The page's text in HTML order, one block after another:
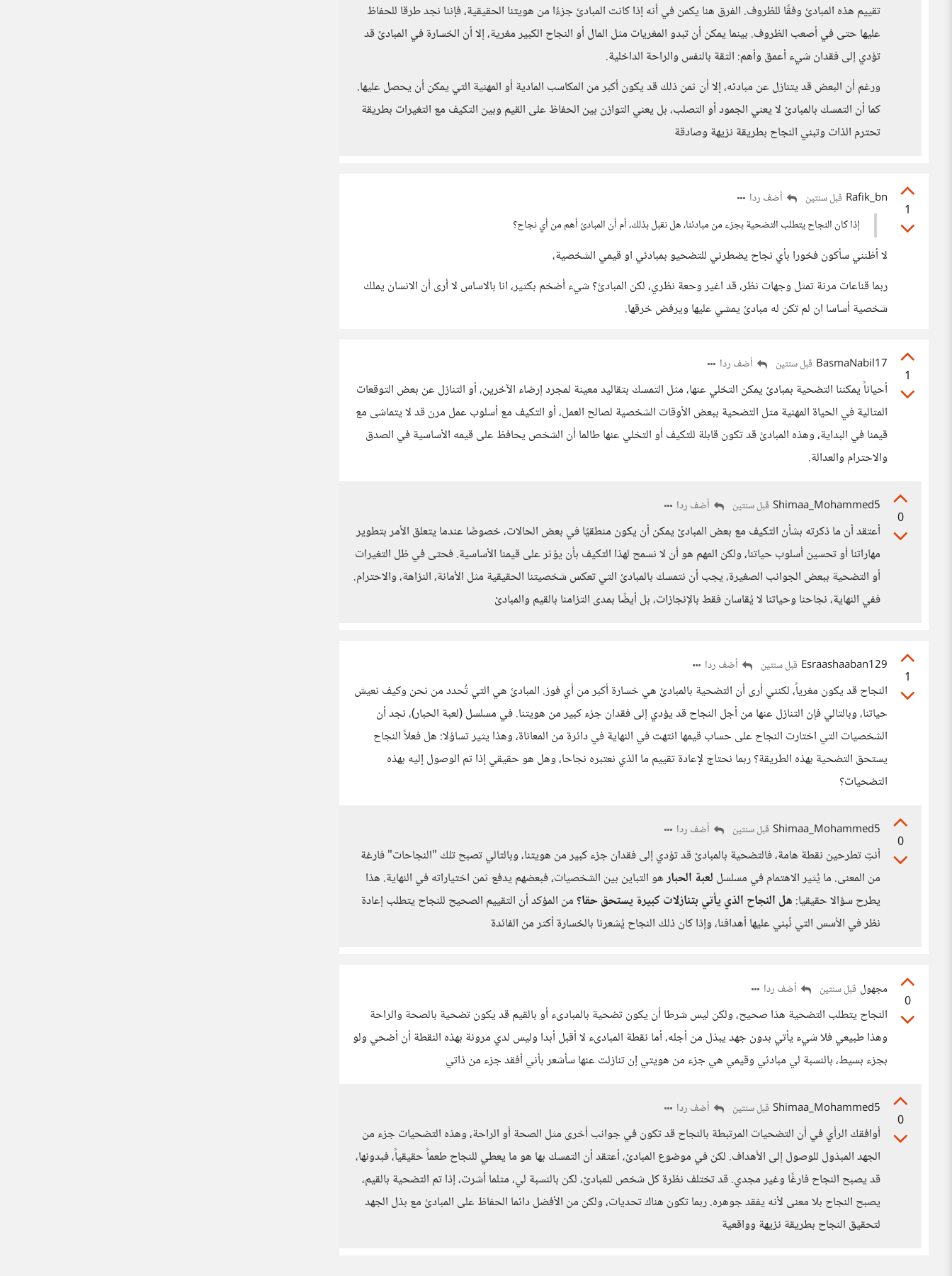
تقييم هذه المبادئ وفقًا للظروف. الفرق هنا يكمن في أنه إذا كانت المبادئ جزءًا من هويتنا الحقيقية، فإننا نجد طرقا للحفاظ
عليها حتى في أصعب الظروف. بينما يمكن أن تبدو المغريات مثل المال أو النجاح الكبير مغرية، إلا أن الخسارة في المبادئ قد
تؤدي إلى فقدان شيء أعمق وأهم: الثقة بالنفس والراحة الداخلية.
ورغم أن البعض قد يتنازل عن مبادئه، إلا أن ثمن ذلك قد يكون أكبر من المكاسب المادية أو المهنية التي يمكن أن يحصل عليها.
كما أن التمسك بالمبادئ لا يعني الجمود أو التصلب، بل يعني التوازن بين الحفاظ على القيم وبين التكيف مع التغيرات بطريقة
تحترم الذات وتبني النجاح بطريقة نزيهة وصادقة
1
Rafik_bn قبل سنتين
أضف ردا
إذا كان النجاح يتطلب التضحية بجزء من مبادئنا، هل نقبل بذلك، أم أن المبادئ أهم من أي نجاح؟
لا أظنني سأكون فخورا بأي نجاح يضطرني للتضحيو بمبادئي او قيمي الشخصية،
ربما قناعات مرنة تمثل وجهات نظر، قد اغير وحعة نظري، لكن المبادئ؟ شيء أضخم بكثير، انا بالاساس لا أرى أن الانسان يملك
شخصية أساسا ان لم تكن له مبادئ يمشي عليها ويرفض خرقها.
1
BasmaNabil17 قبل سنتين أضف ردا
أحياناً يمكننا التضحية بمبادئ يمكن التخلي عنها، مثل التمسك بتقاليد معينة لمجرد إرضاء الآخرين، أو التنازل عن بعض التوقعات
المثالية في الحياة المهنية مثل التضحية ببعض الأوقات الشخصية لصالح العمل، أو التكيف مع أسلوب عمل مرن قد لا يتماشى مع
قيمنا في البداية، وهذه المبادئ قد تكون قابلة للتكيف أو التخلي عنها طالما أن الشخص يحافظ على قيمه الأساسية في الصدق
والاحترام والعدالة.
0
Shimaa_Mohammed5 قبل سنتين أضف ردا
أعتقد أن ما ذكرته بشأن التكيف مع بعض المبادئ يمكن أن يكون منطقيًا في بعض الحالات، خصوصًا عندما يتعلق الأمر بتطوير
مهاراتنا أو تحسين أسلوب حياتنا، ولكن المهم هو أن لا نسمح لهذا التكيف بأن يؤثر على قيمنا الأساسية. فحتى في ظل التغيرات
أو التضحية ببعض الجوانب الصغيرة، يجب أن نتمسك بالمبادئ التي تعكس شخصيتنا الحقيقية مثل الأمانة، النزاهة، والاحترام.
ففي النهاية، نجاحنا وحياتنا لا يُقاسان فقط بالإنجازات، بل أيضًا بمدى التزامنا بالقيم والمبادئ
1
Esraashaaban129 قبل سنتين أضف ردا
النجاح قد يكون مغرياً، لكنني أرى أن التضحية بالمبادئ هي خسارة أكبر من أي فوز. المبادئ هي التي تُحدد من نحن وكيف نعيش
حياتنا، وبالتالي فإن التنازل عنها من أجل النجاح قد يؤدي إلى فقدان جزء كبير من هويتنا. في مسلسل (لعبة الحبار)، نجد أن
الشخصيات التي اختارت النجاح على حساب قيمها انتهت في النهاية في دائرة من المعاناة، وهذا يثير تساؤلا: هل فعلاً النجاح
يستحق التضحية بهذه الطريقة؟ ربما نحتاج لإعادة تقييم ما الذي نعتبره نجاحا، وهل هو حقيقي إذا تم الوصول إليه بهذه
التضحيات؟
0
Shimaa_Mohammed5 قبل سنتين أضف ردا
أنتِ تطرحين نقطة هامة، فالتضحية بالمبادئ قد تؤدي إلى فقدان جزء كبير من هويتنا، وبالتالي تصبح تلك "النجاحات" فارغة
من المعنى. ما يُثير الاهتمام في مسلسل لعبة الحبارهو التباين بين الشخصيات، فبعضهم يدفع ثمن اختياراته في النهاية. هذا
يطرح سؤالا حقيقيا: هل النجاح الذي يأتي بتنازلات كبيرة يستحق حقا؟من المؤكد أن التقييم الصحيح للنجاح يتطلب إعادة
نظر في الأسس التي نُبني عليها أهدافنا، وإذا كان ذلك النجاح يُشعرنا بالخسارة أكثر من الفائدة
0
مجهول قبل سنتين أضف ردا
النجاح يتطلب التضحية هذا صحيح، ولكن ليس شرطا أن يكون تضحية بالمبادىء أو بالقيم قد يكون تضحية بالصحة والراحة
وهذا طبيعي فلا شيء يأتي بدون جهد يبذل من أجله، أما نقطة المبادىء لا أقبل أبدا وليس لدي مرونة بهذه النقطة أن أضحي ولو
بجزء بسيط، بالنسبة لي مبادئي وقيمي هي جزء من هويتي إن تنازلت عنها سأشعر بأني أفقد جزء من ذاتي
0
Shimaa_Mohammed5 قبل سنتين أضف ردا
أوافقك الرأي في أن التضحيات المرتبطة بالنجاح قد تكون في جوانب أخرى مثل الصحة أو الراحة، وهذه التضحيات جزء من
الجهد المبذول للوصول إلى الأهداف. لكن في موضوع المبادئ، أعتقد أن التمسك بها هو ما يعطي للنجاح طعماً حقيقياً، فبدونها،
قد يصبح النجاح فارغًا وغير مجدي. قد تختلف نظرة كل شخص للمبادئ، لكن بالنسبة لي، مثلما أشرت، إذا تم التضحية بالقيم،
يصبح النجاح بلا معنى لأنه يفقد جوهره. ربما تكون هناك تحديات، ولكن من الأفضل دائما الحفاظ على المبادئ مع بذل الجهد
لتحقيق النجاح بطريقة نزيهة وواقعية